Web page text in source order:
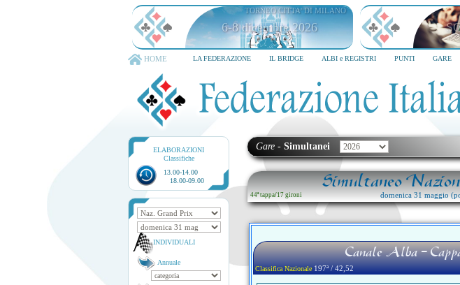
TORNEO CITTA' DI MILANO
6-8 dicembre 2026
HOME LA FEDERAZIONE IL BRIDGE ALBI e REGISTRI PUNTI GARE
ELABORAZIONI
Classifiche
13.00-14.00
18.00-09.00
INDIVIDUALI
Annuale
Gare - Simultanei
Simultaneo
44ª tappa/17 gironi domenica 31 maggio
Canale Alba -
Classifica Nazionale197ª / 42,52